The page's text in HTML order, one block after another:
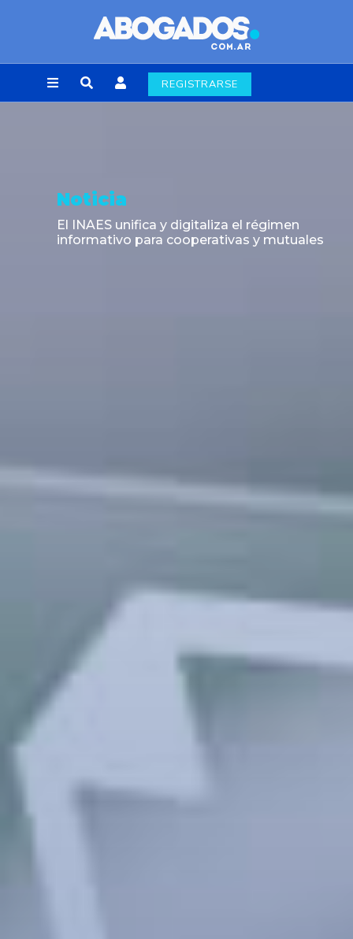
REGISTRARSE
Noticia
El INAES unifica y digitaliza el régimen
informativo para cooperativas y mutuales